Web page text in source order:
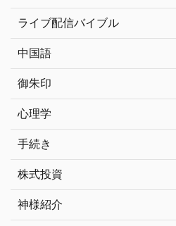
ライブ配信バイブル
中国語
御朱印
心理学
手続き
株式投資
神様紹介